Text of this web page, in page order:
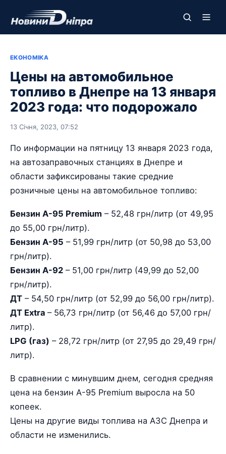
ЕКОНОМІКА
Цены на автомобильное
топливо в Днепре на 13 января
2023 года: что подорожало
13 Січня, 2023, 07:52
По информации на пятницу 13 января 2023 года,
на автозаправочных станциях в Днепре и
области зафиксированы такие средние
розничные цены на автомобильное топливо:
Бензин А-95 Premium – 52,48 грн/литр (от 49,95
до 55,00 грн/литр).
Бензин А-95 – 51,99 грн/литр (от 50,98 до 53,00
грн/литр).
Бензин А-92 – 51,00 грн/литр (49,99 до 52,00
грн/литр).
ДТ – 54,50 грн/литр (от 52,99 до 56,00 грн/литр).
ДТ Extra – 56,73 грн/литр (от 56,46 до 57,00 грн/
литр).
LPG (газ) – 28,72 грн/литр (от 27,95 до 29,49 грн/
литр).
В сравнении с минувшим днем, сегодня средняя
цена на бензин А-95 Premium выросла на 50
копеек.
Цены на другие виды топлива на АЗС Днепра и
области не изменились.